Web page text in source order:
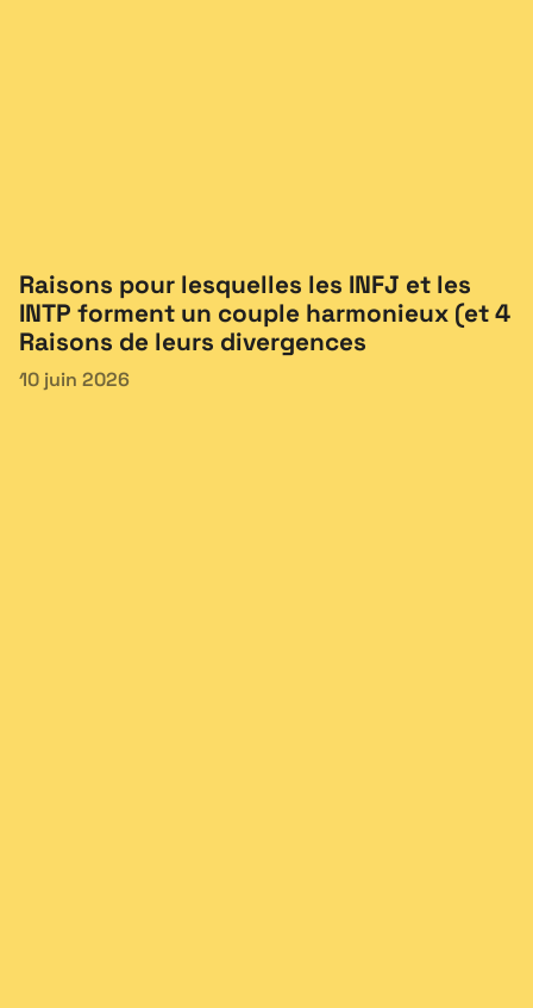
Raisons pour lesquelles les INFJ et les
INTP forment un couple harmonieux (et 4
Raisons de leurs divergences
10 juin 2026